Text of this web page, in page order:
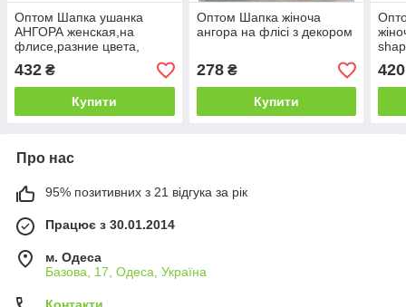
Оптом Шапка ушанка
АНГОРА женская,на
флисе,разние цвета,
размер универсальный
shapki-odezda.com.ua
432 ₴
Купити
Оптом Шапка жіноча
ангора на флісі з декором
278₴
Купити
420
Про нас
95% позитивних з 21 відгука за рік
Працює з 30.01.2014
м. Одеса
Базова, 17, Одеса, Україна